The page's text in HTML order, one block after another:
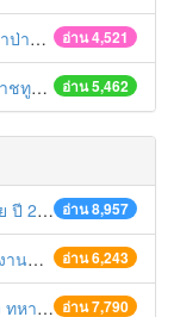
อ่าน 4,521
อุทกภัย
อ่าน 5,462
าร์ก
อ่าน 8,957
อ่าน 6,243
ศกาลสงกรานต์
อ่าน 7,790
ทศกาลสงกรานต์